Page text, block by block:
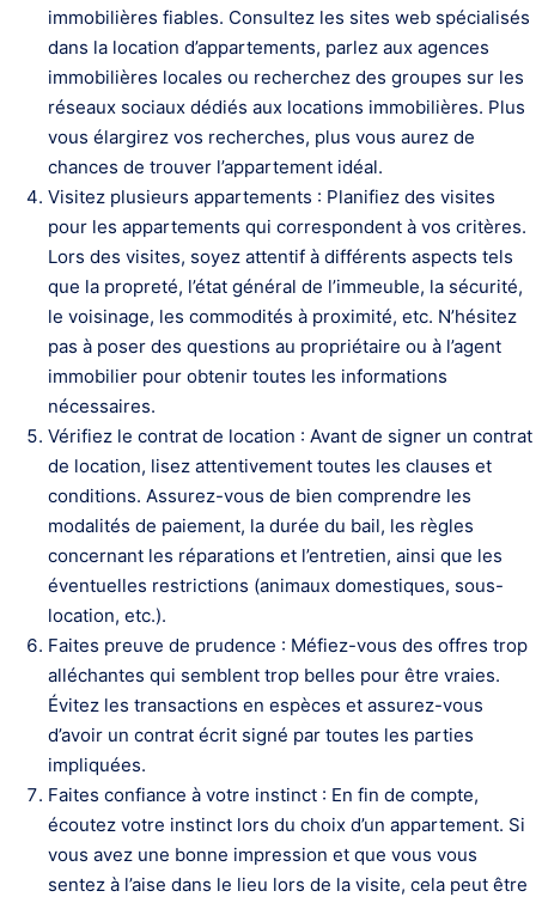
immobilières fiables. Consultez les sites web spécialisés
dans la location d’appartements, parlez aux agences
immobilières locales ou recherchez des groupes sur les
réseaux sociaux dédiés aux locations immobilières. Plus
vous élargirez vos recherches, plus vous aurez de
chances de trouver l’appartement idéal.
Visitez plusieurs appartements : Planifiez des visites
pour les appartements qui correspondent à vos critères.
Lors des visites, soyez attentif à différents aspects tels
que la propreté, l’état général de l’immeuble, la sécurité,
le voisinage, les commodités à proximité, etc. N’hésitez
pas à poser des questions au propriétaire ou à l’agent
immobilier pour obtenir toutes les informations
nécessaires.
Vérifiez le contrat de location : Avant de signer un contrat
de location, lisez attentivement toutes les clauses et
conditions. Assurez-vous de bien comprendre les
modalités de paiement, la durée du bail, les règles
concernant les réparations et l’entretien, ainsi que les
éventuelles restrictions (animaux domestiques, sous-
location, etc.).
Faites preuve de prudence : Méfiez-vous des offres trop
alléchantes qui semblent trop belles pour être vraies.
Évitez les transactions en espèces et assurez-vous
d’avoir un contrat écrit signé par toutes les parties
impliquées.
Faites confiance à votre instinct : En fin de compte,
écoutez votre instinct lors du choix d’un appartement. Si
vous avez une bonne impression et que vous vous
sentez à l’aise dans le lieu lors de la visite, cela peut être